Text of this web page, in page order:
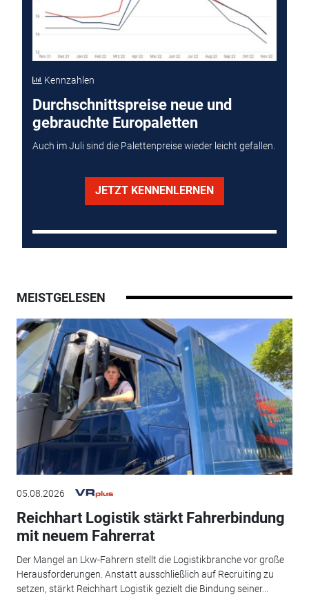
Kennzahlen
Durchschnittspreise neue und
gebrauchte Europaletten
Auch im Juli sind die Palettenpreise wieder leicht gefallen.
JETZT KENNENLERNEN
MEISTGELESEN
05.08.2026
Reichhart Logistik stärkt Fahrerbindung
mit neuem Fahrerrat
Der Mangel an Lkw-Fahrern stellt die Logistikbranche vor große
Herausforderungen. Anstatt ausschließlich auf Recruiting zu
setzen, stärkt Reichhart Logistik gezielt die Bindung seiner...